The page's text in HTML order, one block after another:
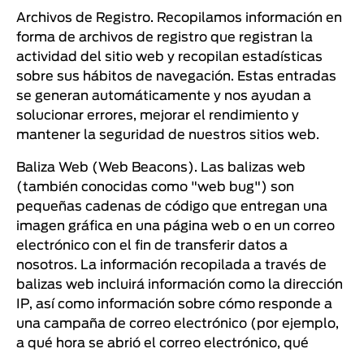
Archivos de Registro. Recopilamos información en
forma de archivos de registro que registran la
actividad del sitio web y recopilan estadísticas
sobre sus hábitos de navegación. Estas entradas
se generan automáticamente y nos ayudan a
solucionar errores, mejorar el rendimiento y
mantener la seguridad de nuestros sitios web.
Baliza Web (Web Beacons). Las balizas web
(también conocidas como "web bug") son
pequeñas cadenas de código que entregan una
imagen gráfica en una página web o en un correo
electrónico con el fin de transferir datos a
nosotros. La información recopilada a través de
balizas web incluirá información como la dirección
IP, así como información sobre cómo responde a
una campaña de correo electrónico (por ejemplo,
a qué hora se abrió el correo electrónico, qué